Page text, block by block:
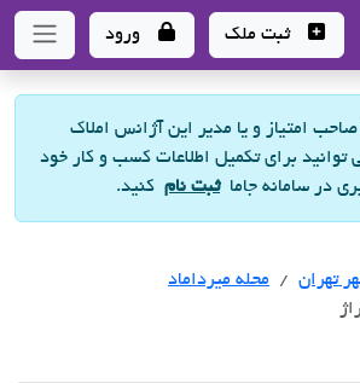
جامع املاک و مشاورین املاک
ثبت ملک ورود
صاحب امتیاز و یا مدیر این آژانس املاک
توانید برای تکمیل اطلاعات کسب و کار خود
در سامانه جاماثبت نام کنید.
های املاک
تهران آژانس های املاک
محله میرداماد